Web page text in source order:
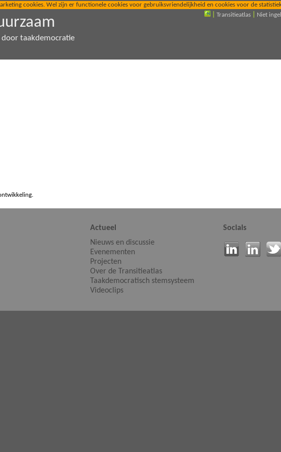
cookies. Wel zijn er functionele cookies voor gebruiksvriendelijkheid en cookies voor de
taakdemocratie
Transitieatlas Niet
Actueel
Nieuws en discussie
Evenementen
Projecten
Over de Transitieatlas
Taakdemocratisch stemsysteem
Videoclips
Socials